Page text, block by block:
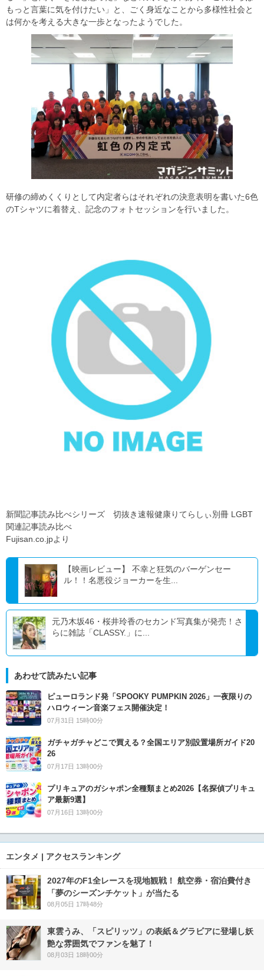
もっと言葉に気を付けたい」と、ごく身近なことから多様性社会と
は何かを考える大きな一歩となったようでした。
研修の締めくくりとして内定者らはそれぞれの決意表明を書いた6色
のTシャツに着替え、記念のフォトセッションを行いました。
新聞記事読み比べシリーズ 切抜き速報健康りてらしぃ別冊 LGBT
関連記事読み比べ
Fujisan.co.jpより
【映画レビュー】 不幸と狂気のバーゲンセー
ル！！名悪役ジョーカーを生...
元乃木坂46・桜井玲香のセカンド写真集が発売！さ
らに雑誌「CLASSY.」に...
あわせて読みたい記事
ピューロランド発「SPOOKY PUMPKIN 2026」一夜限りの
ハロウィーン音楽フェス開催決定！
07月31日 15時00分
ガチャガチャどこで買える？全国エリア別設置場所ガイド20
26
07月17日 13時00分
プリキュアのガシャポン全種類まとめ2026【名探偵プリキュ
ア最新9選】
07月16日 13時00分
エンタメ | アクセスランキング
2027年のF1全レースを現地観戦！ 航空券・宿泊費付き
「夢のシーズンチケット」が当たる
08月05日 17時48分
東雲うみ、「スピリッツ」の表紙＆グラビアに登場し妖
艶な雰囲気でファンを魅了！
08月03日 18時00分